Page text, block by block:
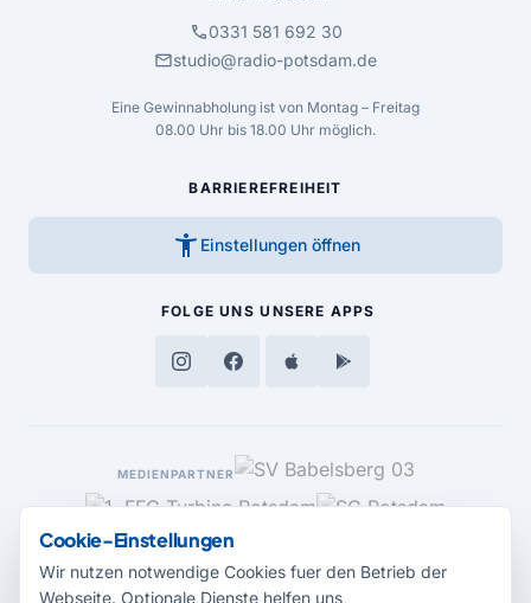
call0331 581 692 30
mailstudio@radio-potsdam.de
Eine Gewinnabholung ist von Montag – Freitag
08.00 Uhr bis 18.00 Uhr möglich.
BARRIEREFREIHEIT
accessibility_new Einstellungen öffnen
FOLGE UNS UNSERE APPS
MEDIENPARTNER
Cookie-Einstellungen
Wir nutzen notwendige Cookies fuer den Betrieb der
Webseite. Optionale Dienste helfen uns,